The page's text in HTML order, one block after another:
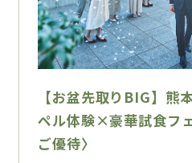
【お盆先取りBIG】熊
ペル体験×豪華試食フ
ご優待〉